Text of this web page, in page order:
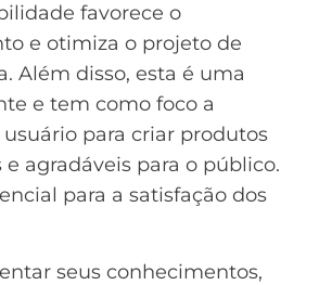
favorece o
e otimiza o projeto de
Além disso, esta é uma
e tem como foco a
para criar produtos
agradáveis para o público.
para a satisfação dos
seus conhecimentos,